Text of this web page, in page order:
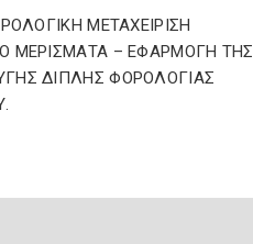
ΜΕΤΑΧΕΙΡΙΣΗ
ΜΕΡΙΣΜΑΤΑ – ΕΦΑΡΜΟΓΗ ΤΗΣ
ΔΙΠΛΗΣ ΦΟΡΟΛΟΓΙΑΣ